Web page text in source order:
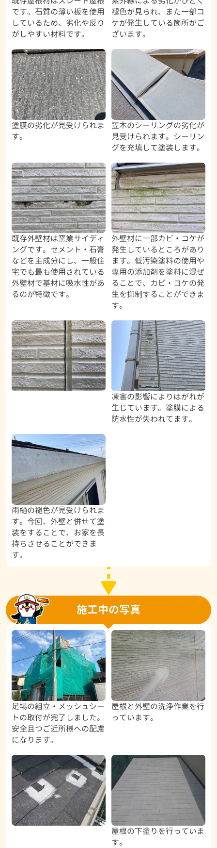
です。石質の薄い板を使用
しているため、劣化や反り
がしやすい材料です。
褪色が見られ、また一部コ
ケが発生している箇所がご
ざいます。
塗膜の劣化が見受けられま
す。
笠木のシーリングの劣化が
見受けられます。シーリン
グを充填して塗装します。
既存外壁材は窯業サイディ
ングです。セメント・石膏
などを主成分にし、一般住
宅でも最も使用されている
外壁材で基材に吸水性があ
るのが特徴です。
外壁材に一部カビ・コケが
発生しているところがあり
ます。低汚染塗料の使用や
専用の添加剤を塗料に混ぜ
ることで、カビ・コケの発
生を抑制することができま
す。
凍害の影響によりはがれが
生じています。塗膜による
防水性が失われてます。
雨樋の褪色が見受けられま
す。今回、外壁と併せて塗
装をすることで、お家を長
持ちさせることができま
す。
施工中の写真
足場の組立・メッシュシー
トの取付が完了しました。
安全且つご近所様への配慮
になります。
屋根と外壁の洗浄作業を行
っています。
屋根の下塗りを行っていま
す。